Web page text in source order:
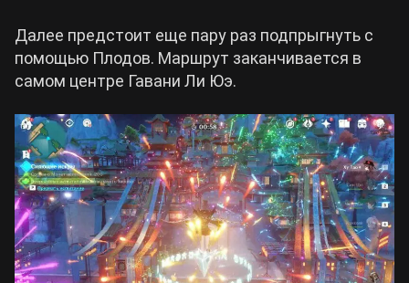
Далее предстоит еще пару раз подпрыгнуть с
помощью Плодов. Маршрут заканчивается в
самом центре Гавани Ли Юэ.